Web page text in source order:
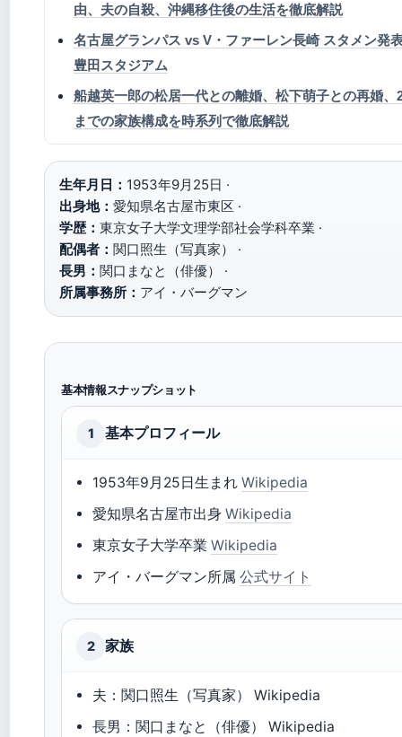
由、夫の自殺、沖縄移住後の生活を徹底解説
名古屋グランパス vs V・ファーレン長崎 スタメン発
豊田スタジアム
船越英一郎の松居一代との離婚、松下萌子との再婚、
までの家族構成を時系列で徹底解説
生年月日： 1953年9月25日 ·
出身地： 愛知県名古屋市東区 ·
学歴： 東京女子大学文理学部社会学科卒業 ·
配偶者： 関口照生（写真家） ·
長男： 関口まなと（俳優） ·
所属事務所： アイ・バーグマン
基本情報スナップショット
1 基本プロフィール
1953年9月25日生まれWikipedia
愛知県名古屋市出身Wikipedia
東京女子大学卒業Wikipedia
アイ・バーグマン所属公式サイト
2 家族
夫：関口照生（写真家） Wikipedia
長男：関口まなと（俳優） Wikipedia